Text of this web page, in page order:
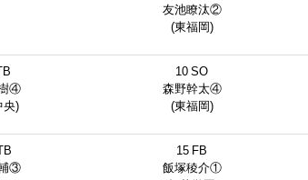
友池瞭汰②
(東福岡)
④
央)
10 SO
森野幹太④
(東福岡)
③
15 FB
飯塚稜介①